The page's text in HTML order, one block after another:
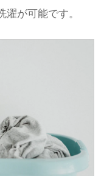
が可能です。